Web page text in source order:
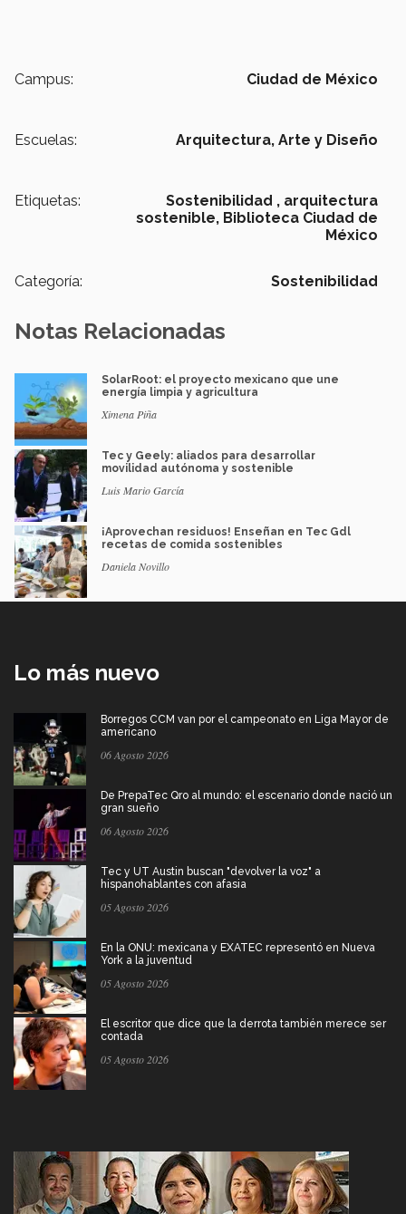
Campus: Ciudad de México
Escuelas: Arquitectura, Arte y Diseño
Etiquetas: Sostenibilidad , arquitectura
sostenible, Biblioteca Ciudad de
México
Categoría: Sostenibilidad
Notas Relacionadas
SolarRoot: el proyecto mexicano que une
energía limpia y agricultura
Ximena Piña
Tec y Geely: aliados para desarrollar
movilidad autónoma y sostenible
Luis Mario García
¡Aprovechan residuos! Enseñan en Tec Gdl
recetas de comida sostenibles
Daniela Novillo
Lo más nuevo
Borregos CCM van por el campeonato en Liga Mayor de
americano
06 Agosto 2026
De PrepaTec Qro al mundo: el escenario donde nació un
gran sueño
06 Agosto 2026
Tec y UT Austin buscan "devolver la voz" a
hispanohablantes con afasia
05 Agosto 2026
En la ONU: mexicana y EXATEC representó en Nueva
York a la juventud
05 Agosto 2026
El escritor que dice que la derrota también merece ser
contada
05 Agosto 2026